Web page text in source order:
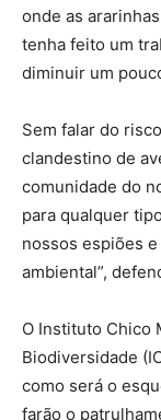
onde as
tenha feito um
diminuir um
Sem falar do
clandestino de
comunidade do
para qualquer
nossos espiões
ambiental”,
O Instituto Chico
Biodiversidade
como será o
farão o